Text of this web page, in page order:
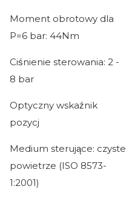
Moment obrotowy dla
P=6 bar: 44Nm
Ciśnienie sterowania: 2 -
8 bar
Optyczny wskaźnik
pozycj
Medium sterujące: czyste
powietrze (ISO 8573-
1:2001)